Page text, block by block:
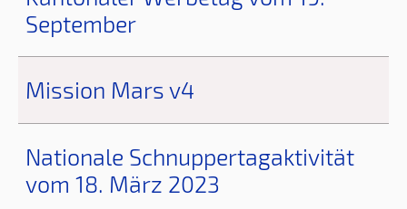
September
Mission Mars v4
Nationale Schnuppertagaktivität
vom 18. März 2023